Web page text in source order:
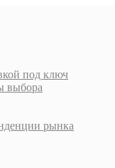
под ключ
выбора
рынка